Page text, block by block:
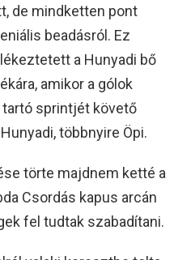
de mindketten pont
beadásról. Ez
a Hunyadi bő
amikor a gólok
tartó sprintjét követő
többnyire Öpi.
törte majdnem ketté a
Csordás kapus arcán
fel tudtak szabadítani.